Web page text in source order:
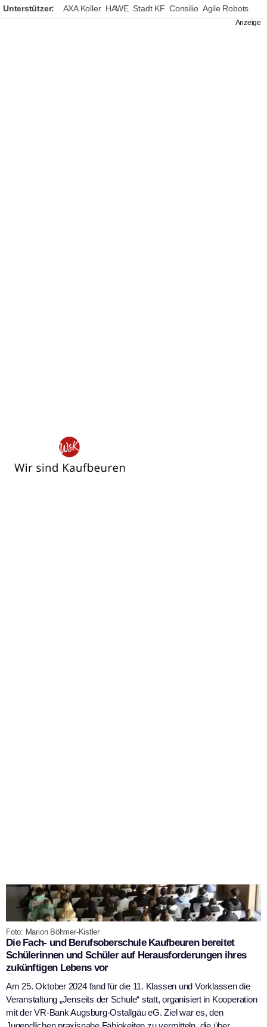
Unterstützer: AXA Koller HAWE Stadt KF Consilio Agile Robots
Foto: Marion Böhmer-Kistler
Die Fach- und Berufsoberschule Kaufbeuren bereitet
Schülerinnen und Schüler auf Herausforderungen ihres
zukünftigen Lebens vor
Am 25. Oktober 2024 fand für die 11. Klassen und Vorklassen die
Veranstaltung „Jenseits der Schule“ statt, organisiert in Kooperation
mit der VR-Bank Augsburg-Ostallgäu eG. Ziel war es, den